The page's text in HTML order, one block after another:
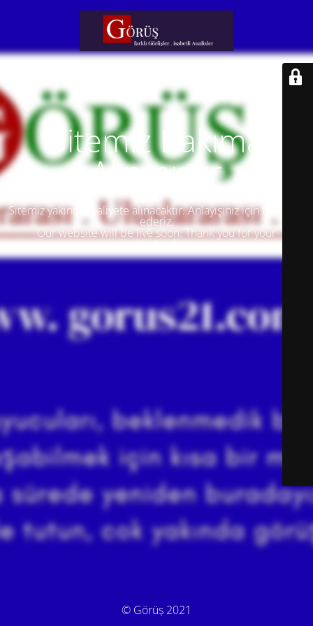
Sitemiz Bakıma
Alınmıştır
Sitemiz yakında faaliyete alınacaktır. Anlayışınız için teşekkür
ederiz.
Our website will be live soon. Thank you for your
understanding.
© Görüş 2021